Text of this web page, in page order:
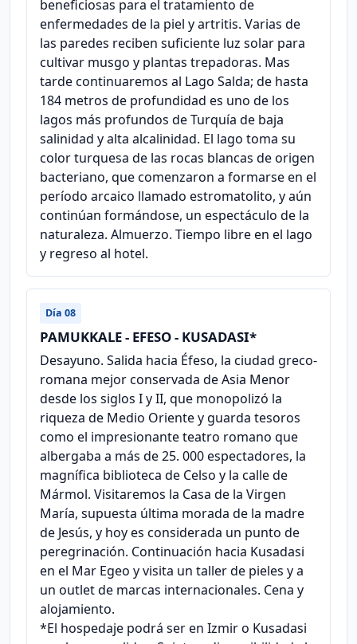
beneficiosas para el tratamiento de
enfermedades de la piel y artritis. Varias de
las paredes reciben suficiente luz solar para
cultivar musgo y plantas trepadoras. Mas
tarde continuaremos al Lago Salda; de hasta
184 metros de profundidad es uno de los
lagos más profundos de Turquía de baja
salinidad y alta alcalinidad. El lago toma su
color turquesa de las rocas blancas de origen
bacteriano, que comenzaron a formarse en el
período arcaico llamado estromatolito, y aún
continúan formándose, un espectáculo de la
naturaleza. Almuerzo. Tiempo libre en el lago
y regreso al hotel.
Día 08
PAMUKKALE - EFESO - KUSADASI*
Desayuno. Salida hacia Éfeso, la ciudad greco-
romana mejor conservada de Asia Menor
desde los siglos I y II, que monopolizó la
riqueza de Medio Oriente y guarda tesoros
como el impresionante teatro romano que
albergaba a más de 25. 000 espectadores, la
magnífica biblioteca de Celso y la calle de
Mármol. Visitaremos la Casa de la Virgen
María, supuesta última morada de la madre
de Jesús, y hoy es considerada un punto de
peregrinación. Continuación hacia Kusadasi
en el Mar Egeo y visita un taller de pieles y a
un outlet de marcas internacionales. Cena y
alojamiento.
*El hospedaje podrá ser en Izmir o Kusadasi